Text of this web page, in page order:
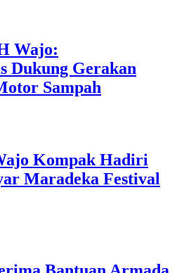
Wajo:
Dukung Gerakan
Sampah
Kompak Hadiri
Maradeka Festival